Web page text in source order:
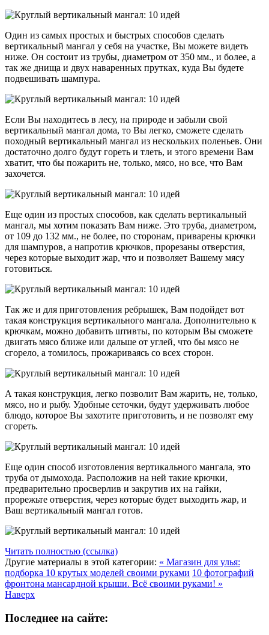
Один из самых простых и быстрых способов сделать
вертикальный мангал у себя на участке, Вы можете видеть
ниже. Он состоит из трубы, диаметром от 350 мм., и более, а
так же днища и двух наваренных прутках, куда Вы будете
подвешивать шампура.
Если Вы находитесь в лесу, на природе и забыли свой
вертикальный мангал дома, то Вы легко, сможете сделать
походный вертикальный мангал из нескольких поленьев. Они
достаточно долго будут гореть и тлеть, и этого времени Вам
хватит, что бы пожарить не, только, мясо, но все, что Вам
захочется.
Еще один из простых способов, как сделать вертикальный
мангал, мы хотим показать Вам ниже. Это труба, диаметром,
от 109 до 132 мм., не более, по сторонам, приварены крючки
для шампуров, а напротив крючков, прорезаны отверстия,
через которые выходит жар, что и позволяет Вашему мясу
готовиться.
Так же и для приготовления ребрышек, Вам подойдет вот
такая конструкция вертикального мангала. Дополнительно к
крючкам, можно добавить штивты, по которым Вы сможете
двигать мясо ближе или дальше от углей, что бы мясо не
сгорело, а томилось, прожариваясь со всех сторон.
А такая конструкция, легко позволит Вам жарить, не, только,
мясо, но и рыбу. Удобные сеточки, будут удерживать любое
блюдо, которое Вы захотите приготовить, и не позволят ему
сгореть.
Еще один способ изготовления вертикального мангала, это
труба от дымохода. Расположив на ней такие крючки,
предварительно просверлив и закрутив их на гайки,
прорежьте отверстия, через которые будет выходить жар, и
Ваш вертикальный мангал готов.
Читать полностью (ссылка)
Другие материалы в этой категории: « Магазин для улья:
подборка 10 крутых моделей своими руками 10 фотографий
фронтона мансардной крыши. Всё своими руками! »
Наверх
Последнее на сайте: